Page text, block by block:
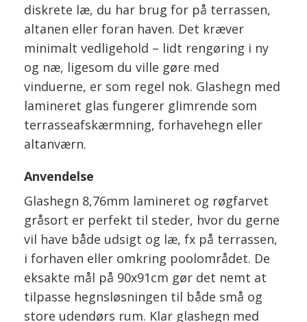
diskrete læ, du har brug for på terrassen,
altanen eller foran haven. Det kræver
minimalt vedligehold – lidt rengøring i ny
og næ, ligesom du ville gøre med
vinduerne, er som regel nok. Glashegn med
lamineret glas fungerer glimrende som
terrasseafskærmning, forhavehegn eller
altanværn.
Anvendelse
Glashegn 8,76mm lamineret og røgfarvet
gråsort er perfekt til steder, hvor du gerne
vil have både udsigt og læ, fx på terrassen,
i forhaven eller omkring poolområdet. De
eksakte mål på 90x91cm gør det nemt at
tilpasse hegnsløsningen til både små og
store udendørs rum. Klar glashegn med